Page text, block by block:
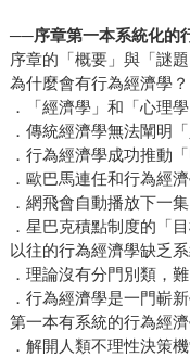
──序章第一本系統化的
序章的「概要」與「謎題
為什麼會有行為經濟學？
．「經濟學」和「心理
．傳統經濟學無法闡明
．行為經濟學成功推動
．歐巴馬連任和行為經
．網飛會自動播放下一
．星巴克積點制度的「
以往的行為經濟學缺乏
．理論沒有分門別類，
．行為經濟學是一門嶄
第一本有系統的行為經
．解開人類不理性決策